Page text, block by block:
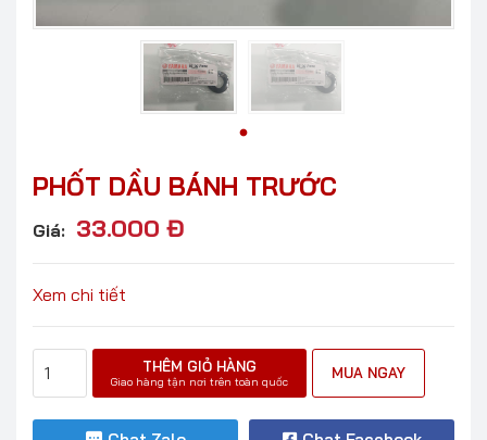
PHỐT DẦU BÁNH TRƯỚC
Giá: 33.000 Đ
Xem chi tiết
THÊM GIỎ HÀNG
Giao hàng tận nơi trên toàn quốc
MUA NGAY